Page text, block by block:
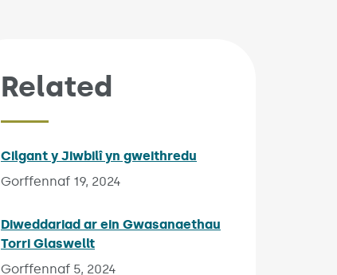
Related
Cilgant y Jiwbilî yn gweithredu
Gorffennaf 19, 2024
Diweddariad ar ein Gwasanaethau
Torri GlaswelltPublished on:
Gorffennaf 5, 2024